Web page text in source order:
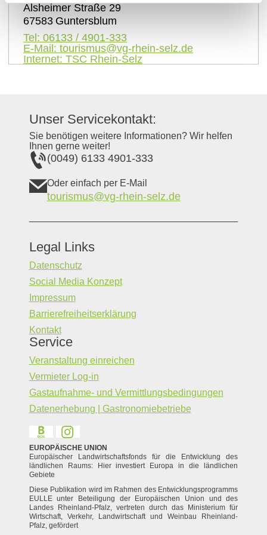
Alsheimer Straße 29
67583 Guntersblum
Tel: 06133 / 4901-333
E-Mail: tourismus@vg-rhein-selz.de
Internet: TSC Rhein-Selz
Unser Servicekontakt:
Sie benötigen weitere Informationen? Wir helfen
Ihnen gerne weiter!
(0049) 6133 4901-333
Oder einfach per E-Mail
tourismus@vg-rhein-selz.de
Legal Links
Datenschutz
Social Media Konzept
Impressum
Barrierefreiheitserklärung
Kontakt
Service
Veranstaltung einreichen
Vermieter Log-in
Gastaufnahme- und Vermittlungsbedingungen
Datenerhebung | Gastronomiebetriebe
EUROPÄISCHE UNION
Europäischer Landwirtschaftsfonds für die Entwicklung des
ländlichen Raums: Hier investiert Europa in die ländlichen
Gebiete
Diese Publikation wird im Rahmen des Entwicklungsprogramms
EULLE unter Beteiligung der Europäischen Union und des
Landes Rheinland-Pfalz, vertreten durch das Ministerium für
Wirtschaft, Verkehr, Landwirtschaft und Weinbau Rheinland-
Pfalz, gefördert